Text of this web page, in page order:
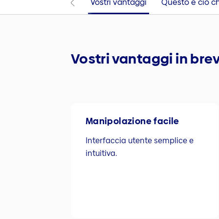
Vostri vantaggi in
Manipolazione facile
Interfaccia utente semplice e
intuitiva.